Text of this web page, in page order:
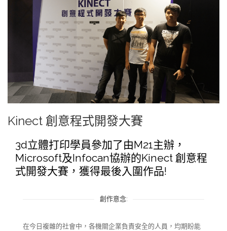
Kinect 創意程式開發大賽
3d立體打印學員參加了由M21主辦，
Microsoft及Infocan協辦的Kinect 創意程
式開發大賽，獲得最後入圍作品!
創作意念:
在今日複雜的社會中，各機關企業負責安全的人員，均期盼能